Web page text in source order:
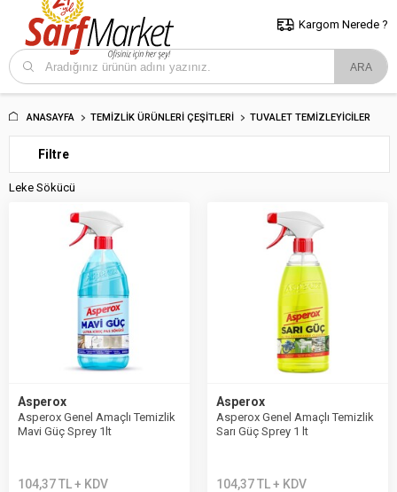
5000 TL ve Üzeri Alışverişlerde İstanbul İçi Kargo Bedava!
ve Trakya İçin Tıklayın..
Kargom Nerede ?
ANASAYFA TEMIZLIK ÜRÜNLERI ÇEŞITLERI TUVALET TEMIZLEYICILER
Filtre
Leke Sökücü
Asperox
Asperox Genel Amaçlı Temizlik
Mavi Güç Sprey 1lt
104,37 TL + KDV
Asperox
Asperox Genel Amaçlı Temizlik
Sarı Güç Sprey 1 lt
104,37 TL + KDV